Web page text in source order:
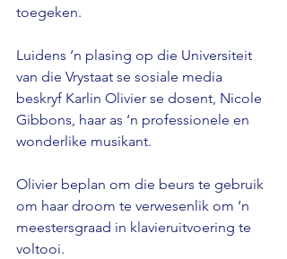
toegeken.
Luidens ‘n plasing op die Universiteit
van die Vrystaat se sosiale media
beskryf Karlin Olivier se dosent, Nicole
Gibbons, haar as ‘n professionele en
wonderlike musikant.
Olivier beplan om die beurs te gebruik
om haar droom te verwesenlik om ‘n
meestersgraad in klavieruitvoering te
voltooi.